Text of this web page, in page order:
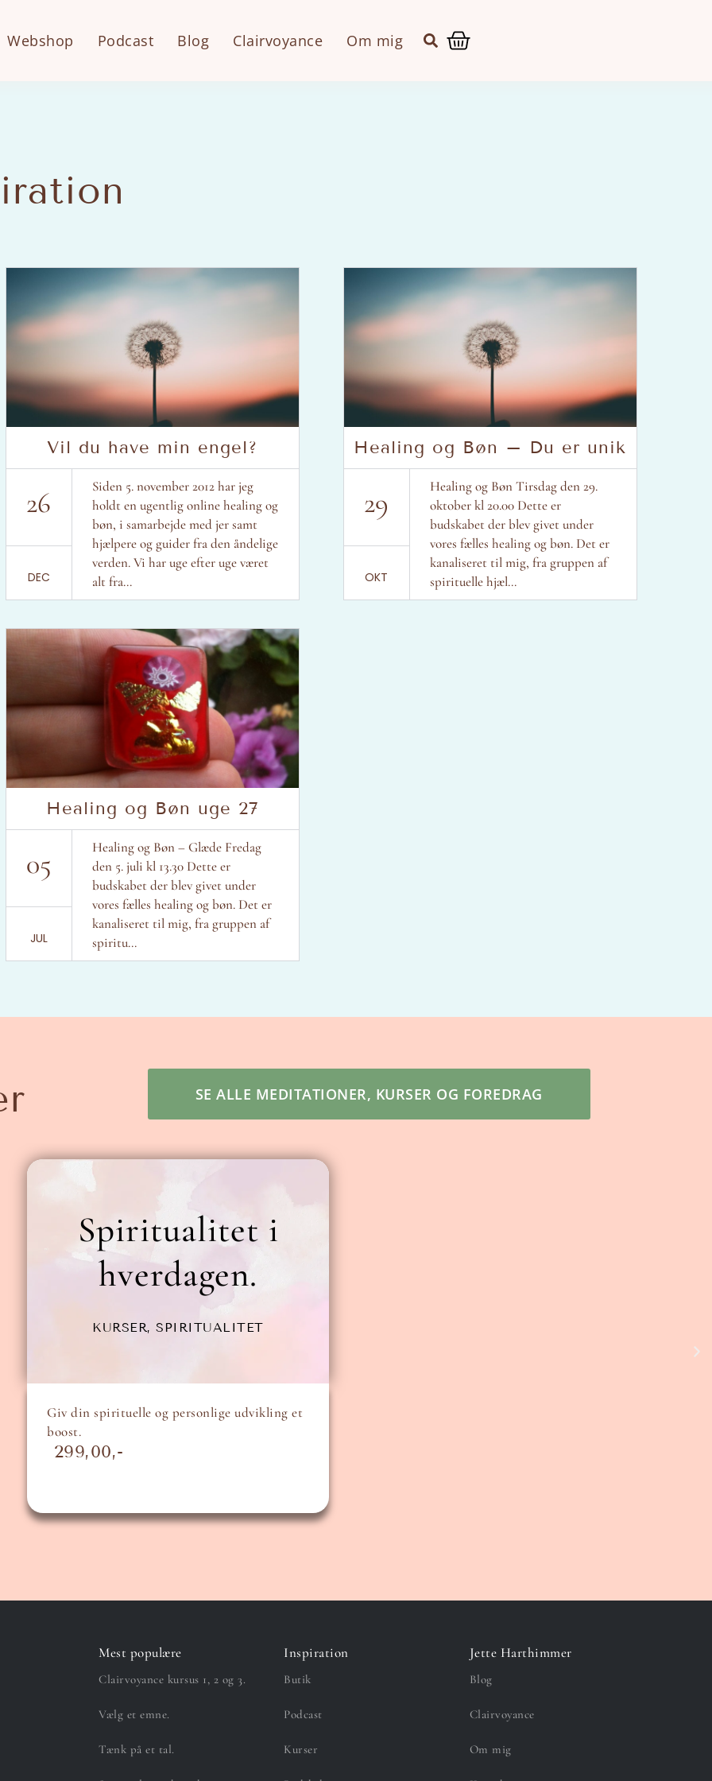
Webshop Podcast Blog Clairvoyance Om mig
Vil du have min engel?
26
DEC
Siden 5. november 2012 har jeg
holdt en ugentlig online healing og
bøn, i samarbejde med jer samt
hjælpere og guider fra den åndelige
verden. Vi har uge efter uge været
alt fra...
Healing og Bøn – Du er unik
29
OKT
Healing og Bøn Tirsdag den 29.
oktober kl 20.00 Dette er
budskabet der blev givet under
vores fælles healing og bøn. Det er
kanaliseret til mig, fra gruppen af
spirituelle hjæl...
Healing og Bøn uge 27
05
JUL
Healing og Bøn – Glæde Fredag
den 5. juli kl 13.30 Dette er
budskabet der blev givet under
vores fælles healing og bøn. Det er
kanaliseret til mig, fra gruppen af
spiritu...
SE ALLE MEDITATIONER, KURSER OG FOREDRAG
Spiritualitet i
hverdagen.
KURSER,SPIRITUALITET
Giv din spirituelle og personlige udvikling et
boost.
299,00
Mest populære
Clairvoyance kursus 1, 2 og 3.
Vælg et emne.
Tænk på et tal.
Inspiration
Butik
Podcast
Kurser
Jette Harthimmer
Blog
Clairvoyance
Om mig